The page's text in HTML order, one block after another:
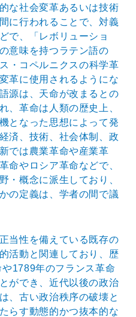
な社会変革あるいは技術
に行われることで、対義
で、「レボリューショ
意味を持つラテン語の
・コペルニクスの科学革
革に使用されるようにな
語源は、天命が改まるとの
、 革命は人類の歴史上、
となった思想によって発
済、技術、 社会体制、政
では農業革命や産業革
命やロシア革命などで、
・概念に派生しており、
の定義は、学者の間で議
当性を備えている既存の
活動と関連しており、歴
1789年のフランス革命
ができ、近代以後の政治
、古い政治秩序の破壊と
らす動態的かつ抜本的な